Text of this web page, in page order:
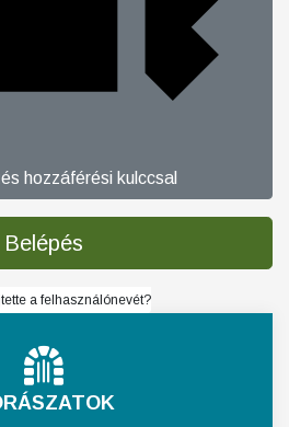
hozzáférési kulccsal
Belépés
a felhasználónevét?